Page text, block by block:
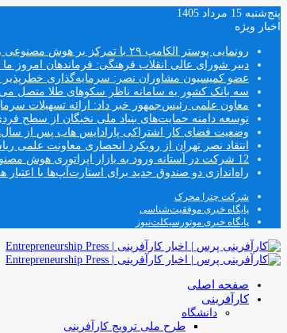
پنج‌شنبه 15 مرداد 1405
اخبار ویژه
رونمایی پوستر الکامپ ۲۹ با تمرکز بر هوش مصنوعی و امنیت دیجیتال
دبیر شورای عالی انقلاب فرهنگی: فرماندهان امروز
عضو کمیسیون مشاوران نصر: سرمایه‌گذاری
سه بانک کشور به سامانه ناظر سکوهای طلا متصل
معاون علمی رئیس‌جمهور خبر داد: ارائه تسهیلات سرمایه در گردش تا سقف
توسعه دامنه حمایت‌های بنیاد ملی نخبگان از سطح
وضعیت فضای کار اشتراکی پارادایس هاب پس از
انتقاد نصر تهران از رویکرد انحصاری معاونت
12 شرکت در آستانه ورود به بازار اپراتوری هوش مصنوعی در ایران/ بخش خصوصی وارد فصل جدید اقتصاد دیجیتال می‌شود
راه‌اندازی دو صندوق جدید برای استارت‌آپ‌ها با اعتبار
شرکت چترا محرک
پایگاه خبری موفقیت‌شناسی
پایگاه خبری موتورسیکلت‌نیوز
صفحه اصلی
کارآفرینی
دانشگاه
طرح ملی ترویج کارآفرینی